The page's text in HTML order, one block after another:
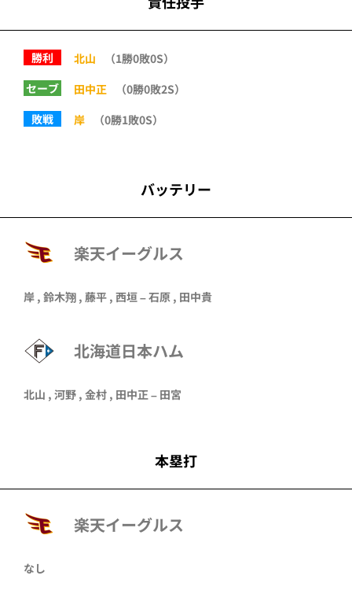
勝利 北山
（1勝0敗0S）
セーブ
田中正
（0勝0敗2S）
敗戦
岸 （0勝1敗0S）
バッテリー
楽天イーグルス
岸 , 鈴木翔 , 藤平 , 西垣–石原 , 田中貴
北海道日本ハム
北山 , 河野 , 金村 , 田中正– 田宮
本塁打
楽天イーグルス
なし